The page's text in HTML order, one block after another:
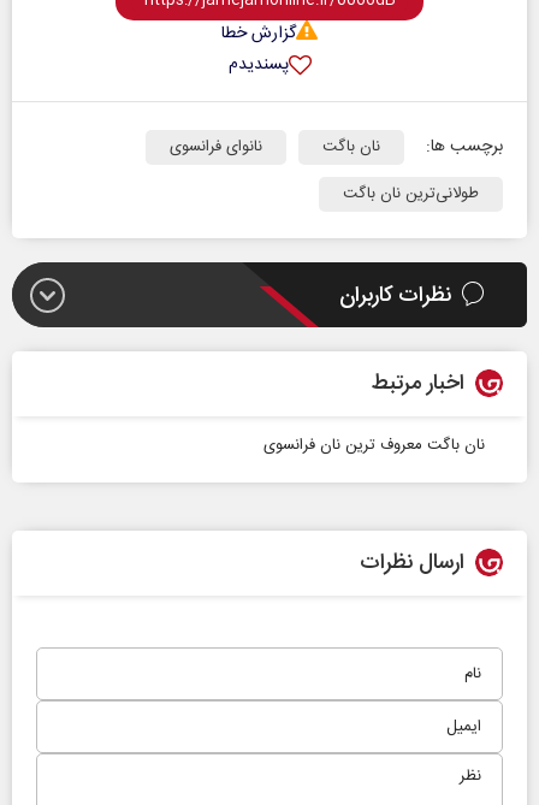
گزارش خطا
پسندیدم
برچسب ها: نان باگت
نانوای فرانسوی
طولانی‌ترین نان باگت
نظرات کاربران
اخبار مرتبط
نان باگت معروف ترین نان فرانسوی
ارسال نظرات